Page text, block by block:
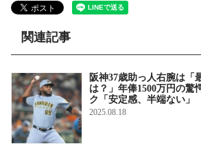
関連記事
阪神37歳助っ人右腕は「
は？」年俸1500万円の驚
ク「安定感、半端ない」
2025.08.18